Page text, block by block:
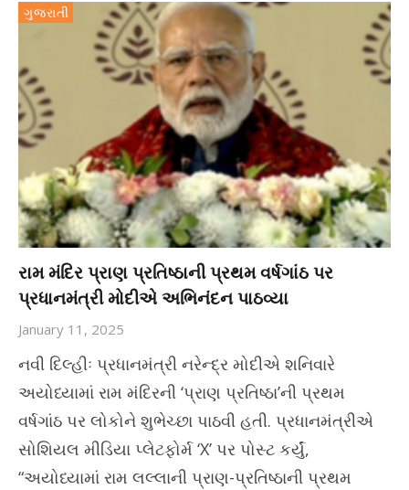
ગુજરાતી
રામ મંદિર પ્રાણ પ્રતિષ્ઠાની પ્રથમ વર્ષગાંઠ પર
પ્રધાનમંત્રી મોદીએ અભિનંદન પાઠવ્યા
January 11, 2025
નવી દિલ્હીઃ પ્રધાનમંત્રી નરેન્દ્ર મોદીએ શનિવારે
અયોધ્યામાં રામ મંદિરની ‘પ્રાણ પ્રતિષ્ઠા’ની પ્રથમ
વર્ષગાંઠ પર લોકોને શુભેચ્છા પાઠવી હતી. પ્રધાનમંત્રીએ
સોશિયલ મીડિયા પ્લેટફોર્મ ‘X’ પર પોસ્ટ કર્યું,
“અયોધ્યામાં રામ લલ્લાની પ્રાણ-પ્રતિષ્ઠાની પ્રથમ